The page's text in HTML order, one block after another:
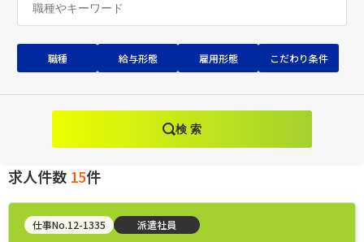
職種 給与形態 雇用形態 こだわり条件
検 索
求人件数 15件
仕事No.12-1335 派遣社員